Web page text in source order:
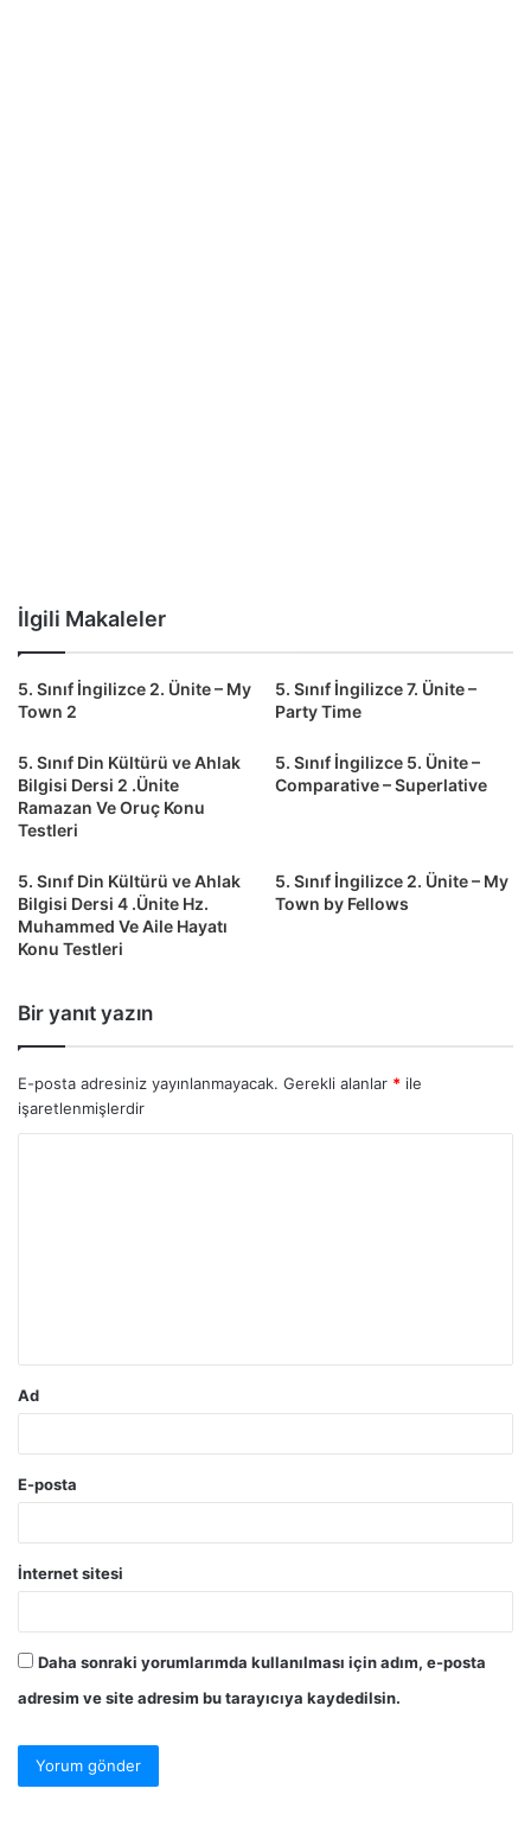
İlgili Makaleler
5. Sınıf İngilizce 2. Ünite – My
Town 2
5. Sınıf İngilizce 7. Ünite –
Party Time
5. Sınıf Din Kültürü ve Ahlak
Bilgisi Dersi 2 .Ünite
Ramazan Ve Oruç Konu
Testleri
5. Sınıf İngilizce 5. Ünite –
Comparative – Superlative
5. Sınıf Din Kültürü ve Ahlak
Bilgisi Dersi 4 .Ünite Hz.
Muhammed Ve Aile Hayatı
Konu Testleri
5. Sınıf İngilizce 2. Ünite – My
Town by Fellows
Bir yanıt yazın
E-posta adresiniz yayınlanmayacak. Gerekli alanlar * ile
işaretlenmişlerdir
Ad
E-posta
İnternet sitesi
Daha sonraki yorumlarımda kullanılması için adım, e-posta
adresim ve site adresim bu tarayıcıya kaydedilsin.